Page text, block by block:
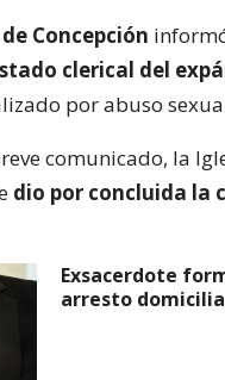
Concepción
clerical del
por abuso
comunicado, la
dio por concluida la
Exsacerdote
arresto